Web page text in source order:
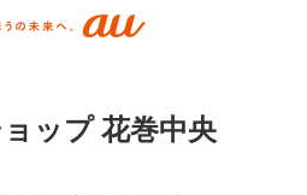
ョップ 花巻中央